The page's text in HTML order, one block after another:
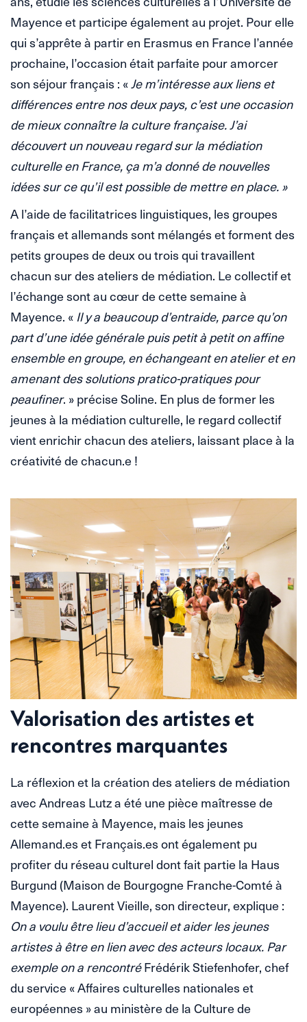
Mayence et participe également au projet. Pour elle
qui s’apprête à partir en Erasmus en France l’année
prochaine, l’occasion était parfaite pour amorcer
son séjour français : «Je m’intéresse aux liens et
différences entre nos deux pays, c’est une occasion
de mieux connaître la culture française. J’ai
découvert un nouveau regard sur la médiation
culturelle en France, ça m’a donné de nouvelles
idées sur ce qu’il est possible de mettre en place. »
A l’aide de facilitatrices linguistiques, les groupes
français et allemands sont mélangés et forment des
petits groupes de deux ou trois qui travaillent
chacun sur des ateliers de médiation. Le collectif et
l’échange sont au cœur de cette semaine à
Mayence. « Il y a beaucoup d’entraide, parce qu’on
part d’une idée générale puis petit à petit on affine
ensemble en groupe, en échangeant en atelier et en
amenant des solutions pratico-pratiques pour
peaufiner. » précise Soline. En plus de former les
jeunes à la médiation culturelle, le regard collectif
vient enrichir chacun des ateliers, laissant place à la
créativité de chacun.e !
Valorisation des artistes et
rencontres marquantes
La réflexion et la création des ateliers de médiation
avec Andreas Lutz a été une pièce maîtresse de
cette semaine à Mayence, mais les jeunes
Allemand.es et Français.es ont également pu
profiter du réseau culturel dont fait partie la Haus
Burgund (Maison de Bourgogne Franche-Comté à
Mayence). Laurent Vieille, son directeur, explique :
On a voulu être lieu d’accueil et aider les jeunes
artistes à être en lien avec des acteurs locaux. Par
exemple on a rencontréFrédérik Stiefenhofer, chef
du service « Affaires culturelles nationales et
européennes » au ministère de la Culture de